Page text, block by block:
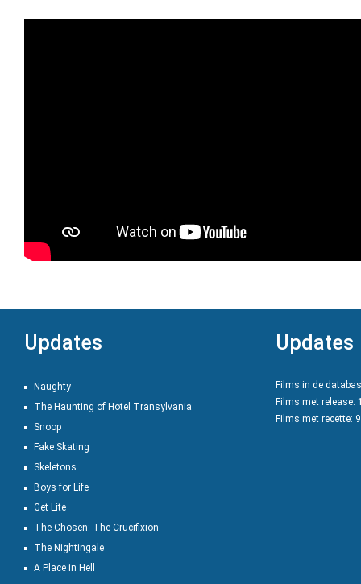
Updates
Naughty
The Haunting of Hotel Transylvania
Snoop
Fake Skating
Skeletons
Boys for Life
Get Lite
The Chosen: The Crucifixion
The Nightingale
A Place in Hell
Updates
Films in de
Films met release:
Films met recette: